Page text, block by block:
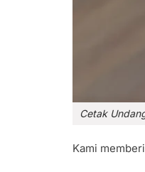
Cetak
Kami